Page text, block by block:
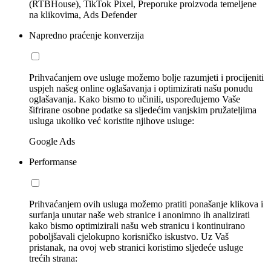
(RTBHouse), TikTok Pixel, Preporuke proizvoda temeljene
na klikovima, Ads Defender
Napredno praćenje konverzija
Prihvaćanjem ove usluge možemo bolje razumjeti i procijeniti
uspjeh našeg online oglašavanja i optimizirati našu ponudu
oglašavanja. Kako bismo to učinili, uspoređujemo Vaše
šifrirane osobne podatke sa sljedećim vanjskim pružateljima
usluga ukoliko već koristite njihove usluge:
Google Ads
Performanse
Prihvaćanjem ovih usluga možemo pratiti ponašanje klikova i
surfanja unutar naše web stranice i anonimno ih analizirati
kako bismo optimizirali našu web stranicu i kontinuirano
poboljšavali cjelokupno korisničko iskustvo. Uz Vaš
pristanak, na ovoj web stranici koristimo sljedeće usluge
trećih strana: